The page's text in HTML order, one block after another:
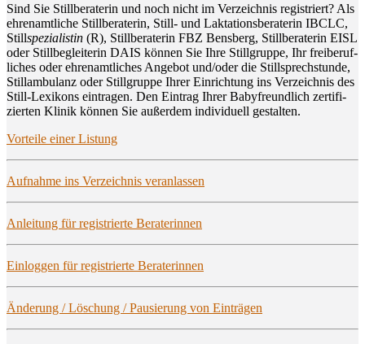
Sind Sie Still­be­ra­te­rin und noch nicht im Ver­zeich­nis regis­triert? Als
ehren­amt­li­che Still­be­ra­te­rin, Still- und Lak­ta­ti­ons­be­ra­te­rin IBCLC,
Stillspe­zia­lis­tin (R), Still­be­ra­te­rin FBZ Bens­berg, Still­be­ra­te­rin EISL
oder Still­be­glei­te­rin DAIS kön­nen Sie Ihre Still­grup­pe, Ihr frei­be­ruf­
li­ches oder ehren­amt­li­ches Ange­bot und/oder die Still­sprech­stun­de,
Still­am­bu­lanz oder Still­grup­pe Ihrer Ein­rich­tung ins Ver­zeich­nis des
Still-Lexi­kons ein­tra­gen. Den Ein­trag Ihrer Baby­freund­lich zer­ti­fi­
zier­ten Kli­nik kön­nen Sie außer­dem indi­vi­du­ell gestalten.
Vor­tei­le einer Listung
Auf­nah­me ins Ver­zeich­nis veranlassen
Anlei­tung für regis­trier­te Beraterinnen
Ein­log­gen für regis­trier­te Beraterinnen
Ände­rung / Löschung / Pau­sie­rung von Einträgen